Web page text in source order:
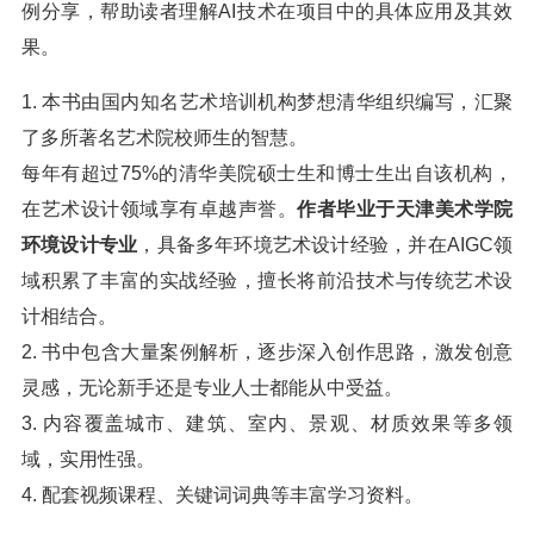
例分享，帮助读者理解AI技术在项目中的具体应用及其效
果。
1. 本书由国内知名艺术培训机构梦想清华组织编写，汇聚
了多所著名艺术院校师生的智慧。
每年有超过75%的清华美院硕士生和博士生出自该机构，
在艺术设计领域享有卓越声誉。 作者毕业于天津美术学院
环境设计专业 ，具备多年环境艺术设计经验，并在AIGC领
域积累了丰富的实战经验，擅长将前沿技术与传统艺术设
计相结合。
2. 书中包含大量案例解析，逐步深入创作思路，激发创意
灵感，无论新手还是专业人士都能从中受益。
3. 内容覆盖城市、建筑、室内、景观、材质效果等多领
域，实用性强。
4. 配套视频课程、关键词词典等丰富学习资料。